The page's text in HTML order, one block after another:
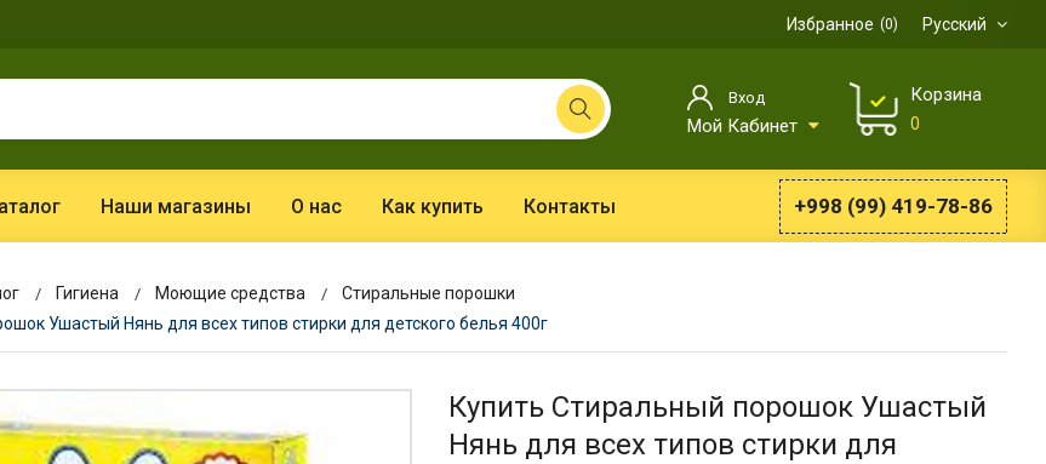
Русский
Избранное 0
Вход
Мой Кабинет
Корзина
0
Наши магазины О нас Как купить Контакты +998 (99) 419-78-86
Гигиена Моющие средства
Стиральные порошки
Ушастый Нянь для всех типов стирки для детского белья 400г
Купить Стиральный порошок Ушастый
Нянь для всех типов стирки для